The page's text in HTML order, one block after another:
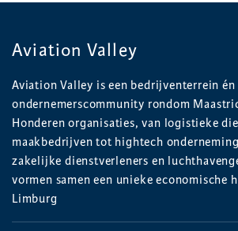
Aviation Valley
Aviation Valley is een bedrijventerrein én
ondernemerscommunity rondom
Honderen organisaties, van logistieke
maakbedrijven tot hightech
zakelijke dienstverleners en
vormen samen een unieke economische
Limburg